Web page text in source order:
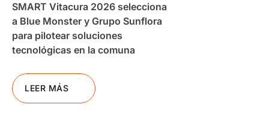
SMART Vitacura 2026 selecciona
a Blue Monster y Grupo Sunflora
para pilotear soluciones
tecnológicas en la comuna
LEER MÁS